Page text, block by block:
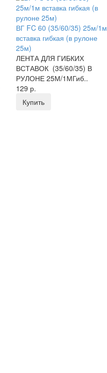
ВГ FC 60 (35/60/35) 25м/1м
вставка гибкая (в рулоне
25м)
ЛЕНТА ДЛЯ ГИБКИХ
ВСТАВОК (35/60/35) В
РУЛОНЕ 25М/1МГиб..
129 р.
Купить